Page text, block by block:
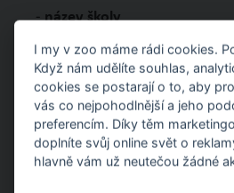
-název školy
-počet žáků/studentů +
-kontaktní telefon a e-mail.
Termín prohlídky Vám následně
němuž připojíme všechny
I my v zoo máme rádi cookies.
Když nám udělíte souhlas,
cookies se postarají o to, aby
vás co nejpohodlnější a jeho
preferencím. Díky těm
doplníte svůj online svět o
hlavně vám už neutečou žádné